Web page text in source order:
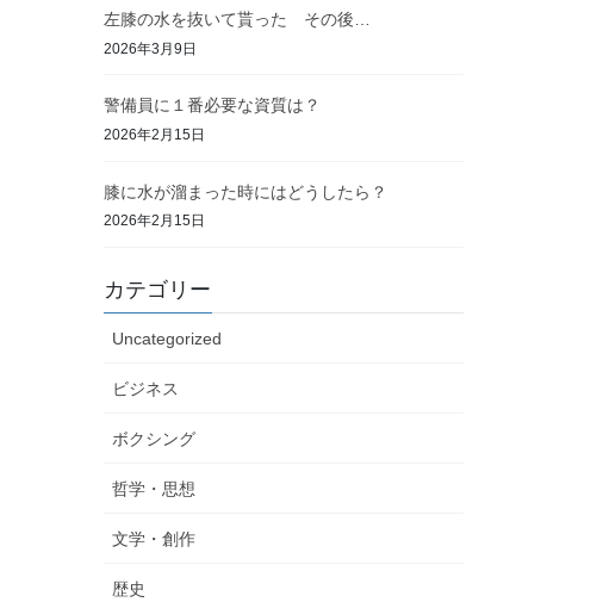
左膝の水を抜いて貰った その後…
2026年3月9日
警備員に１番必要な資質は？
2026年2月15日
膝に水が溜まった時にはどうしたら？
2026年2月15日
カテゴリー
Uncategorized
ビジネス
ボクシング
哲学・思想
文学・創作
歴史